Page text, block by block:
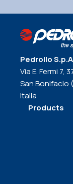
Pedrollo S.p.A
Via E. Fermi 7,
San Bonifacio
Italia
Products